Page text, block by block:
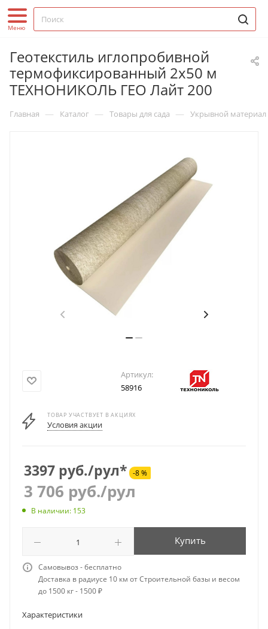
Геотекстиль иглопробивной
термофиксированный 2х50 м
ТЕХНОНИКОЛЬ ГЕО Лайт 200
Главная — Каталог — Товары для сада — Укрывной материал
Артикул:
58916
ТОВАР УЧАСТВУЕТ В АКЦИЯХ
Условия акции
3397 руб./рул* -8 %
3 706 руб./рул
В наличии: 153
Купить
Самовывоз - бесплатно
Доставка в радиусе 10 км от Строительной базы и весом
до 1500 кг - 1500 ₽
Характеристики